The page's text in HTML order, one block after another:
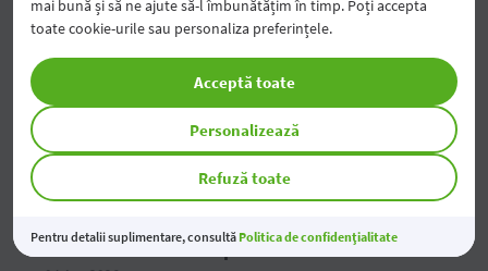
Rezultatele financiare pentru semestrul 1 al
Modificarea tarifelor pentru Persoane Juridice
mai bună și să ne ajute să-l îmbunătățim în timp. Poți accepta
toate cookie-urile sau personaliza preferințele.
Refuză toate
Personalizează
Acceptă toate
Pentru detalii suplimentare, consultă Politica de confidențialitate